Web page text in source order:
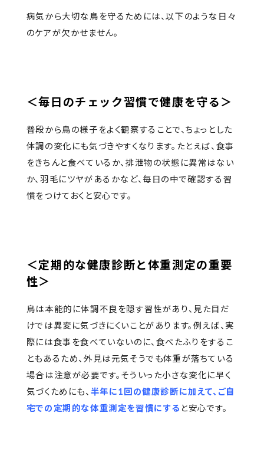
病気から大切な鳥を守るためには、以下のような日々
のケアが欠かせません。
＜毎日のチェック習慣で健康を守る＞
普段から鳥の様子をよく観察することで、ちょっとした
体調の変化にも気づきやすくなります。たとえば、食事
をきちんと食べているか、排泄物の状態に異常はない
か、羽毛にツヤがあるかなど、毎日の中で確認する習
慣をつけておくと安心です。
＜定期的な健康診断と体重測定の重要
性＞
鳥は本能的に体調不良を隠す習性があり、見た目だ
けでは異変に気づきにくいことがあります。例えば、実
際には食事を食べていないのに、食べたふりをするこ
ともあるため、外見は元気そうでも体重が落ちている
場合は注意が必要です。そういった小さな変化に早く
気づくためにも、 半年に1回の健康診断に加えて、ご自
宅での定期的な体重測定を習慣にする と安心です。